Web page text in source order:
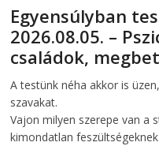
Egyensúlyban
2026.08.05. –
családok,
A testünk néha akkor is
szavakat.
Vajon milyen szerepe van a
kimondatlan